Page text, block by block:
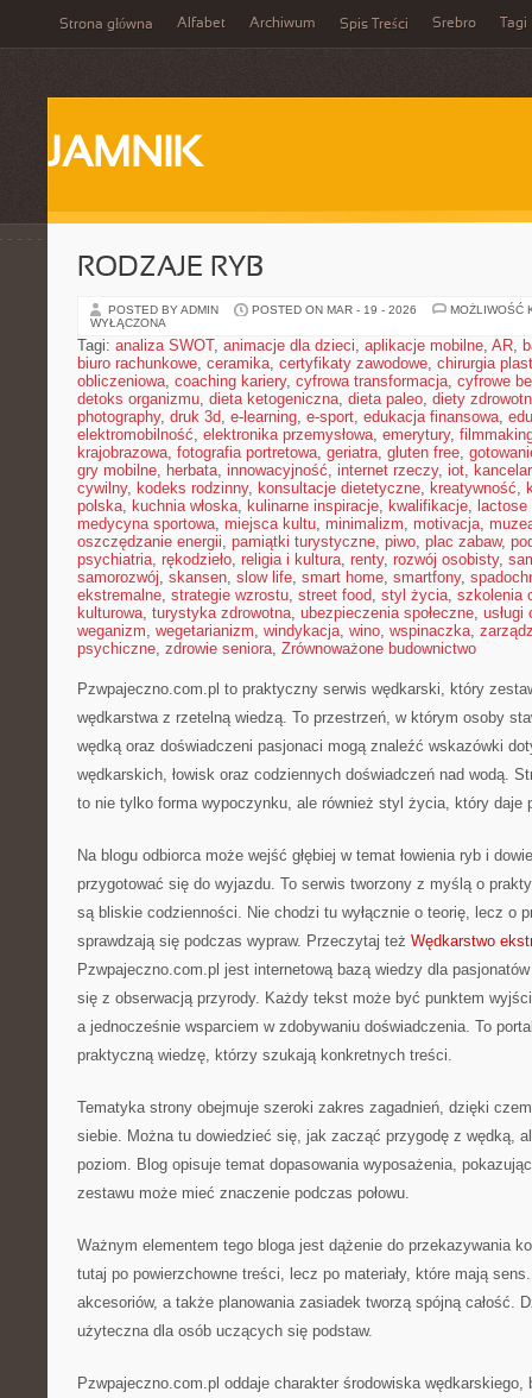
Strona główna Alfabet Archiwum Spis Treści Srebro Tagi
JAMNIK
RODZAJE RYB
POSTED BY ADMIN POSTED ON MAR - 19 - 2026
MOŻLIWOŚĆ
WYŁĄCZONA
Tagi: analiza SWOT, animacje dla dzieci, aplikacje mobilne, AR,
biuro rachunkowe, ceramika, certyfikaty zawodowe, chirurgia
obliczeniowa, coaching kariery, cyfrowa transformacja, cyfrowe
detoks organizmu, dieta ketogeniczna, dieta paleo, diety
photography, druk 3d, e-learning, e-sport, edukacja finansowa,
elektromobilność, elektronika przemysłowa, emerytury,
krajobrazowa, fotografia portretowa, geriatra, gluten free,
gry mobilne, herbata, innowacyjność, internet rzeczy, iot,
cywilny, kodeks rodzinny, konsultacje dietetyczne, kreatywność,
polska, kuchnia włoska, kulinarne inspiracje, kwalifikacje, lactose
medycyna sportowa, miejsca kultu, minimalizm, motivacja,
oszczędzanie energii, pamiątki turystyczne, piwo, plac zabaw,
psychiatria, rękodzieło, religia i kultura, renty, rozwój osobisty,
samorozwój, skansen, slow life, smart home, smartfony,
ekstremalne, strategie wzrostu, street food, styl życia, szkolenia
kulturowa, turystyka zdrowotna, ubezpieczenia społeczne, usługi
weganizm, wegetarianizm, windykacja, wino, wspinaczka,
psychiczne, zdrowie seniora, Zrównoważone budownictwo
Pzwpajeczno.com.pl to praktyczny serwis wędkarski, który
wędkarstwa z rzetelną wiedzą. To przestrzeń, w którym osoby
wędką oraz doświadczeni pasjonaci mogą znaleźć wskazówki
wędkarskich, łowisk oraz codziennych doświadczeń nad wodą.
to nie tylko forma wypoczynku, ale również styl życia, który daje
Na blogu odbiorca może wejść głębiej w temat łowienia ryb i
przygotować się do wyjazdu. To serwis tworzony z myślą o
są bliskie codzienności. Nie chodzi tu wyłącznie o teorię, lecz o
sprawdzają się podczas wypraw. Przeczytaj też Wędkarstwo
Pzwpajeczno.com.pl jest internetową bazą wiedzy dla
się z obserwacją przyrody. Każdy tekst może być punktem
a jednocześnie wsparciem w zdobywaniu doświadczenia. To
praktyczną wiedzę, którzy szukają konkretnych treści.
Tematyka strony obejmuje szeroki zakres zagadnień, dzięki
siebie. Można tu dowiedzieć się, jak zacząć przygodę z wędką,
poziom. Blog opisuje temat dopasowania wyposażenia,
zestawu może mieć znaczenie podczas połowu.
Ważnym elementem tego bloga jest dążenie do przekazywania
tutaj po powierzchowne treści, lecz po materiały, które mają
akcesoriów, a także planowania zasiadek tworzą spójną całość.
użyteczna dla osób uczących się podstaw.
Pzwpajeczno.com.pl oddaje charakter środowiska wędkarskiego,